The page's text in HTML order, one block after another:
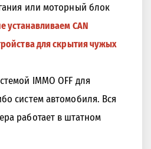
или моторный блок
устанавливаем CAN
для скрытия чужых
IMMO OFF для
систем автомобиля. Вся
работает в штатном